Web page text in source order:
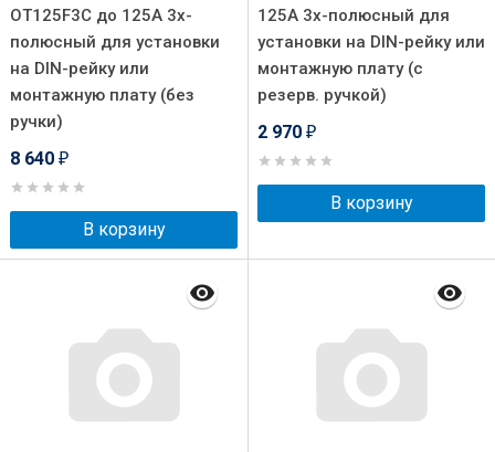
OT125F3C до 125А 3х-
полюсный для установки
на DIN-рейку или
монтажную плату (без
ручки)
8 640 ₽
В корзину
125А 3х-полюсный для
установки на DIN-рейку или
монтажную плату (с
резерв. ручкой)
2 970 ₽
В корзину